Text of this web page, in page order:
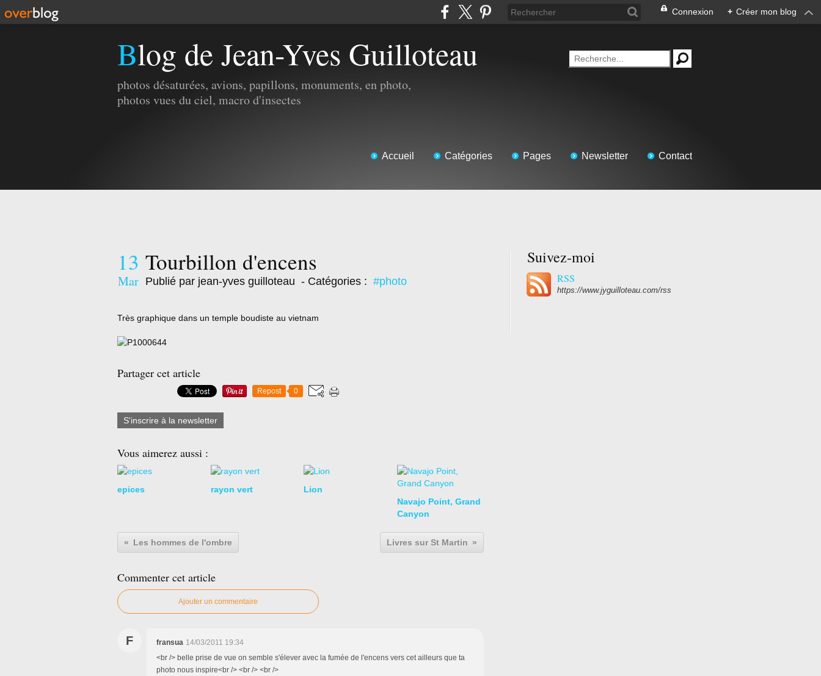
Connexion + Créer mon blog
Blog de Jean-Yves Guilloteau
photos désaturées, avions, papillons, monuments, en photo,
photos vues du ciel, macro d'insectes
Accueil Catégories Pages Newsletter Contact
13
Mar
Tourbillon d'encens
Publié par jean-yves guilloteau - Catégories : #photo
Très graphique dans un temple boudiste au vietnam
Partager cet article
Repost 0
S'inscrire à la newsletter
Vous aimerez aussi :
epices rayon vert
Lion
Navajo Point, Grand
Canyon
Les hommes de l'ombre Livres sur St Martin
Commenter cet article
Ajouter un commentaire
F fransua 14/03/2011 19:34
<br /> belle prise de vue on semble s'élever avec la fumée de l'encens vers cet ailleurs que ta
photo nous inspire<br /> <br /> <br />
Suivez-moi
RSS
https://www.jyguilloteau.com/rss